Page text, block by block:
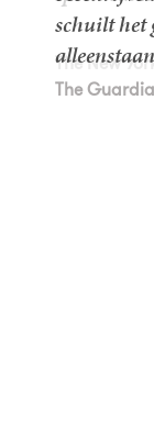
The New
schuilt het
The
The New